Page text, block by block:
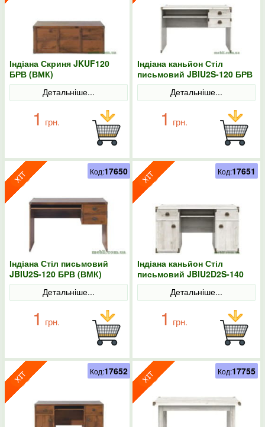
Індіана Скриня JKUF120
БРВ (ВМК)
Детальніше...
1 грн.
Індіана каньйон Стіл
письмовий JBIU2S-120 БРВ
(ВМК)
Детальніше...
1 грн.
Індіана Стіл письмовий
JBIU2S-120 БРВ (ВМК)
Детальніше...
1 грн.
Код:17650
Індіана каньйон Стіл
письмовий JBIU2D2S-140
БРВ (ВМК)
Детальніше...
1 грн.
Код:17651
Код:17652 Код:17755